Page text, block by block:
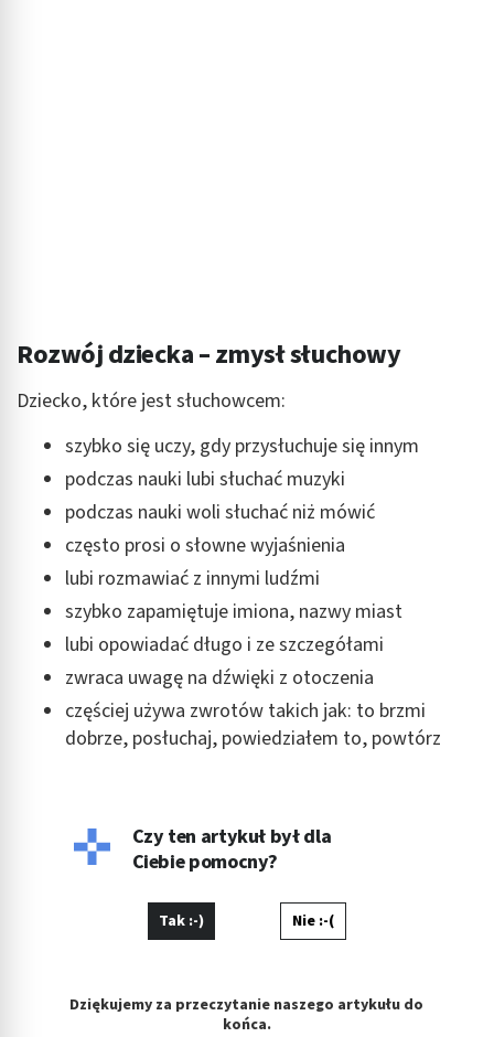
Rozwój dziecka – zmysł słuchowy
Dziecko, które jest słuchowcem:
szybko się uczy, gdy przysłuchuje się innym
podczas nauki lubi słuchać muzyki
podczas nauki woli słuchać niż mówić
często prosi o słowne wyjaśnienia
lubi rozmawiać z innymi ludźmi
szybko zapamiętuje imiona, nazwy miast
lubi opowiadać długo i ze szczegółami
zwraca uwagę na dźwięki z otoczenia
częściej używa zwrotów takich jak: to brzmi
dobrze, posłuchaj, powiedziałem to, powtórz
Czy ten artykuł był dla
Ciebie pomocny?
Tak :-) Nie :-(
Dziękujemy za przeczytanie naszego artykułu do
końca.
Wydajność (Performance)
Reklama / śledzenie